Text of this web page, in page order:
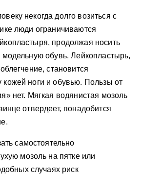
некогда долго возиться с
люди ограничиваются
продолжая носить
обувь. Лейкопластырь,
становится
ноги и обувью. Пользы от
нет. Мягкая водянистая мозоль
отвердеет, понадобится
самостоятельно
мозоль на пятке или
случаях риск